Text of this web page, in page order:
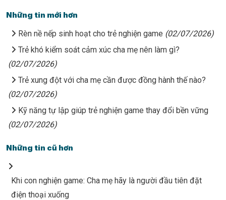
Những tin mới hơn
Rèn nề nếp sinh hoạt cho trẻ nghiện game (02/07/2026)
Trẻ khó kiểm soát cảm xúc cha mẹ nên làm gì?
(02/07/2026)
Trẻ xung đột với cha mẹ cần được đồng hành thế nào?
(02/07/2026)
Kỹ năng tự lập giúp trẻ nghiện game thay đổi bền vững
(02/07/2026)
Những tin cũ hơn
Khi con nghiện game: Cha mẹ hãy là người đầu tiên đặt
điện thoại xuống